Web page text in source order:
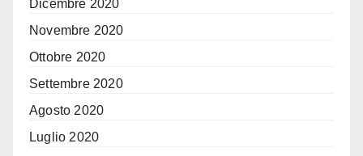
Dicembre 2020
Novembre 2020
Ottobre 2020
Settembre 2020
Agosto 2020
Luglio 2020